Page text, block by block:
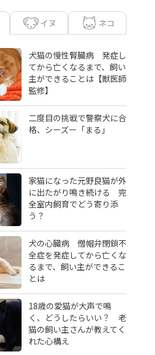
イヌ ネコ
犬猫の慢性腎臓病 発症し
てから亡くなるまで、飼い
主ができることは【獣医師
監修】
二度目の挑戦で警察犬に合
格、シーズー「まる」
家猫になった元野良猫が外
に出たがり鳴き続ける 完
全室内飼育でどう寄り添
う？
犬の心臓病 僧帽弁閉鎖不
全症を発症してから亡くな
るまで、飼い主ができるこ
とは
18歳の愛猫が大声で鳴
く、どうしたらいい？ 老
猫の飼い主さんが教えてく
れた心構え